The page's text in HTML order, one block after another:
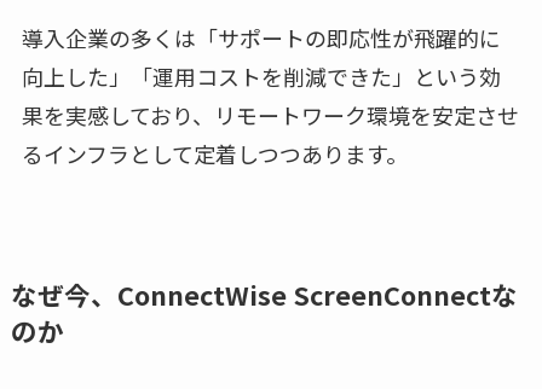
導入企業の多くは「サポートの即応性が飛躍的に
向上した」「運用コストを削減できた」という効
果を実感しており、リモートワーク環境を安定させ
るインフラとして定着しつつあります。
なぜ今、ConnectWise ScreenConnectな
のか